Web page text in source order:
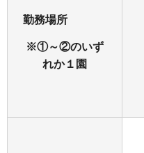
勤務場所
※①～②のいず
れか１園